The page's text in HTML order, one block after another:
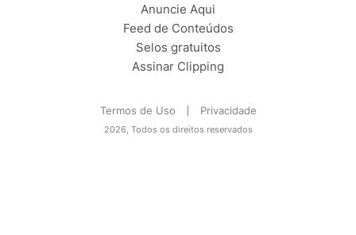
Anuncie Aqui
Feed de Conteúdos
Selos gratuitos
Assinar Clipping
Termos de Uso Privacidade
2026, Todos os direitos reservados